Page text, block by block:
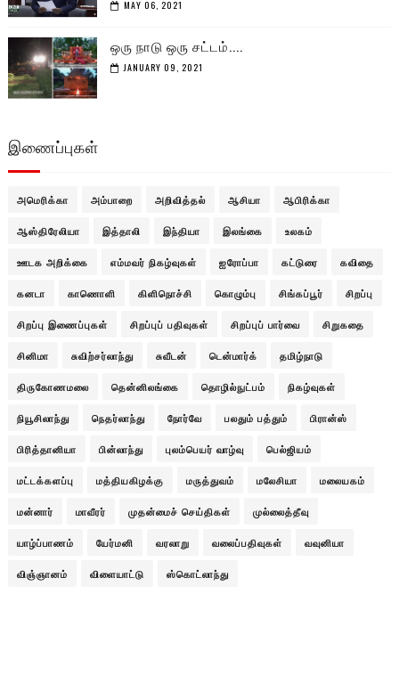
MAY 06, 2021
ஒரு நாடு ஒரு சட்டம்....
JANUARY 09, 2021
இணைப்புகள்
அமெரிக்கா அம்பாறை அறிவித்தல் ஆசியா ஆபிரிக்கா
ஆஸ்திரேலியா இத்தாலி இந்தியா இலங்கை உலகம்
ஊடக அறிக்கை எம்மவர் நிகழ்வுகள் ஐரோப்பா கட்டுரை கவிதை
கனடா காணொளி கிளிநொச்சி கொழும்பு சிங்கப்பூர் சிறப்பு
சிறப்பு இணைப்புகள் சிறப்புப் பதிவுகள் சிறப்புப் பார்வை சிறுகதை
சினிமா சுவிற்சர்லாந்து சுவீடன் டென்மார்க் தமிழ்நாடு
திருகோணமலை தென்னிலங்கை தொழில்நுட்பம் நிகழ்வுகள்
நியூசிலாந்து நெதர்லாந்து நோர்வே பலதும் பத்தும் பிரான்ஸ்
பிரித்தானியா பின்லாந்து புலம்பெயர் வாழ்வு பெல்ஜியம்
மட்டக்களப்பு மத்தியகிழக்கு மருத்துவம் மலேசியா மலையகம்
மன்னார் மாவீரர் முதன்மைச் செய்திகள் முல்லைத்தீவு
யாழ்ப்பாணம் யேர்மனி வரலாறு வலைப்பதிவுகள் வவுனியா
விஞ்ஞானம் விளையாட்டு ஸ்கொட்லாந்து